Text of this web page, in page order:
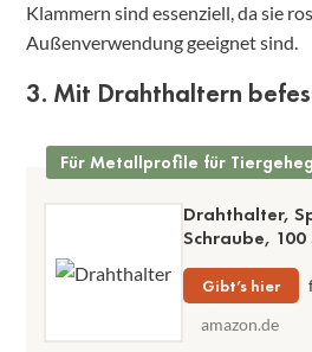
Klammern sind essenziell, da sie
Außenverwendung geeignet sind.
3. Mit Drahthaltern
Für Metallprofile für
Drahthalter,
Schraube,
Gibt’s hier
amazon.de